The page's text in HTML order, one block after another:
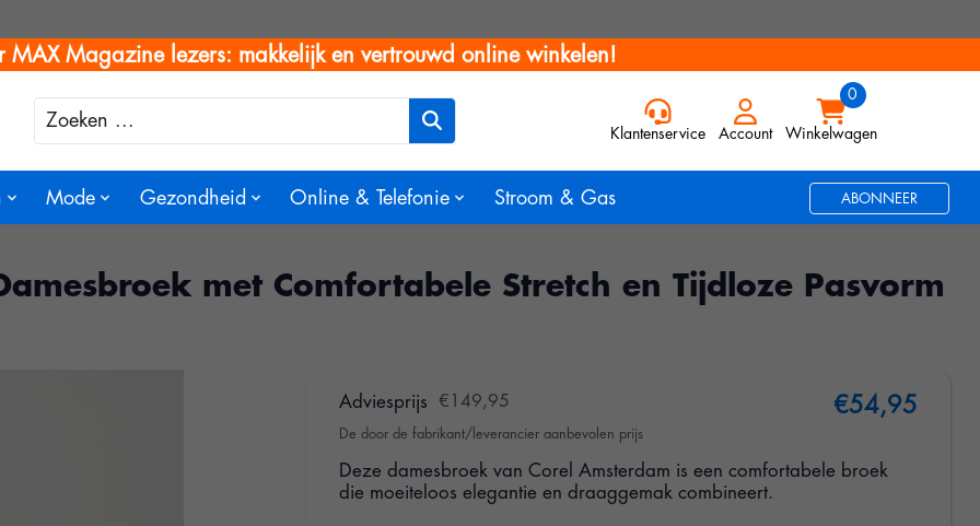
MAX Magazine lezers: makkelijk en vertrouwd online winkelen!
Zoeken
Klantenservice Account Winkelwagen
Mode Gezondheid Online & Telefonie Stroom & Gas ABONNEER
met Comfortabele Stretch en Tijdloze Pasvorm
Adviesprijs €149,95
De door de fabrikant/leverancier aanbevolen prijs
€54,95
Deze damesbroek van Corel Amsterdam is een comfortabele broek
die moeiteloos elegantie en draaggemak combineert.